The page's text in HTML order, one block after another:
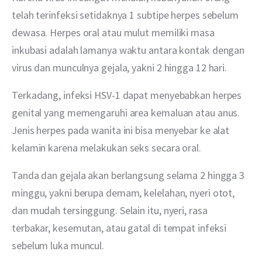
telah terinfeksi setidaknya 1 subtipe herpes sebelum
dewasa. Herpes oral atau mulut memiliki masa
inkubasi adalah lamanya waktu antara kontak dengan
virus dan munculnya gejala, yakni 2 hingga 12 hari.
Terkadang, infeksi HSV-1 dapat menyebabkan herpes
genital yang memengaruhi area kemaluan atau anus.
Jenis herpes pada wanita ini bisa menyebar ke alat
kelamin karena melakukan seks secara oral.
Tanda dan gejala akan berlangsung selama 2 hingga 3
minggu, yakni berupa demam, kelelahan, nyeri otot,
dan mudah tersinggung. Selain itu, nyeri, rasa
terbakar, kesemutan, atau gatal di tempat infeksi
sebelum luka muncul.